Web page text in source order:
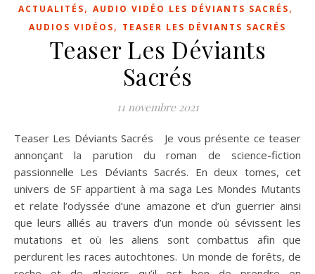
ACTUALITÉS, AUDIO VIDÉO LES DÉVIANTS SACRÉS,
AUDIOS VIDÉOS, TEASER LES DÉVIANTS SACRÉS
Teaser Les Déviants
Sacrés
11 novembre 2021
Teaser Les Déviants Sacrés Je vous présente ce teaser
annonçant la parution du roman de science-fiction
passionnelle Les Déviants Sacrés. En deux tomes, cet
univers de SF appartient à ma saga Les Mondes Mutants
et relate l’odyssée d’une amazone et d’un guerrier ainsi
que leurs alliés au travers d’un monde où sévissent les
mutations et où les aliens sont combattus afin que
perdurent les races autochtones. Un monde de forêts, de